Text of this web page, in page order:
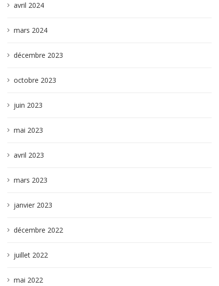
avril 2024
mars 2024
décembre 2023
octobre 2023
juin 2023
mai 2023
avril 2023
mars 2023
janvier 2023
décembre 2022
juillet 2022
mai 2022